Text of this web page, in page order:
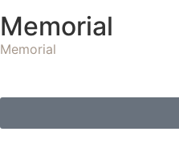
Memorial
Memorial